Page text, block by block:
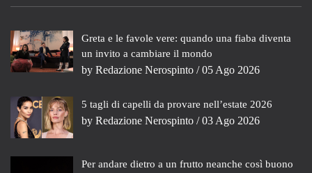
Greta e le favole vere: quando una fiaba diventa
un invito a cambiare il mondo
by Redazione Nerospinto / 05 Ago 2026
5 tagli di capelli da provare nell’estate 2026
by Redazione Nerospinto / 03 Ago 2026
Per andare dietro a un frutto neanche così buono